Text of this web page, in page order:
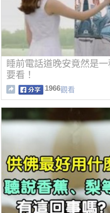
睡前電話道晚安竟然是
要看！
1966觀看